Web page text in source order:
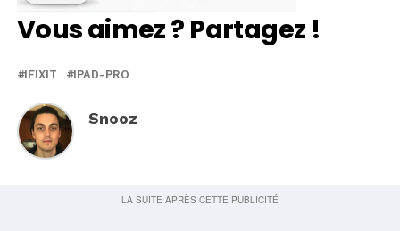
Vous aimez ? Partagez !
IFIXIT IPAD-PRO
Snooz